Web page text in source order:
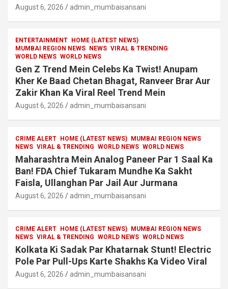
August 6, 2026 admin_mumbaisansani
ENTERTAINMENT HOME (LATEST NEWS)
MUMBAI REGION NEWS NEWS VIRAL & TRENDING
WORLD NEWS WORLD NEWS
Gen Z Trend Mein Celebs Ka Twist! Anupam
Kher Ke Baad Chetan Bhagat, Ranveer Brar Aur
Zakir Khan Ka Viral Reel Trend Mein
August 6, 2026 admin_mumbaisansani
CRIME ALERT HOME (LATEST NEWS) MUMBAI REGION NEWS
NEWS VIRAL & TRENDING WORLD NEWS WORLD NEWS
Maharashtra Mein Analog Paneer Par 1 Saal Ka
Ban! FDA Chief Tukaram Mundhe Ka Sakht
Faisla, Ullanghan Par Jail Aur Jurmana
August 6, 2026 admin_mumbaisansani
CRIME ALERT HOME (LATEST NEWS) MUMBAI REGION NEWS
NEWS VIRAL & TRENDING WORLD NEWS WORLD NEWS
Kolkata Ki Sadak Par Khatarnak Stunt! Electric
Pole Par Pull-Ups Karte Shakhs Ka Video Viral
August 6, 2026 admin_mumbaisansani